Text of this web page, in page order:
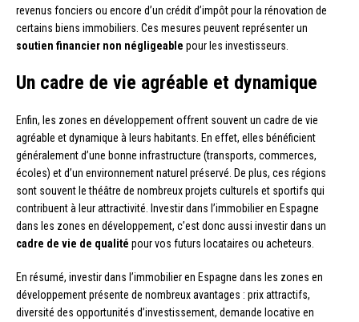
revenus fonciers ou encore d’un crédit d’impôt pour la rénovation de
certains biens immobiliers. Ces mesures peuvent représenter un
soutien financier non négligeable pour les investisseurs.
Un cadre de vie agréable et dynamique
Enfin, les zones en développement offrent souvent un cadre de vie
agréable et dynamique à leurs habitants. En effet, elles bénéficient
généralement d’une bonne infrastructure (transports, commerces,
écoles) et d’un environnement naturel préservé. De plus, ces régions
sont souvent le théâtre de nombreux projets culturels et sportifs qui
contribuent à leur attractivité. Investir dans l’immobilier en Espagne
dans les zones en développement, c’est donc aussi investir dans un
cadre de vie de qualité pour vos futurs locataires ou acheteurs.
En résumé, investir dans l’immobilier en Espagne dans les zones en
développement présente de nombreux avantages : prix attractifs,
diversité des opportunités d’investissement, demande locative en